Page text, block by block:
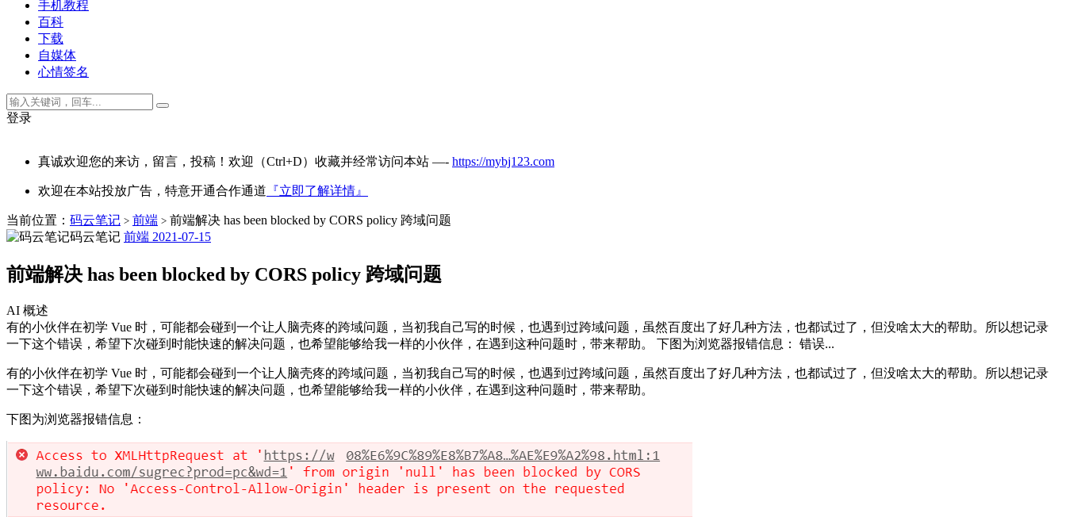
手机教程
百科
下载
自媒体
心情签名
登录
真诚欢迎您的来访，留言，投稿！欢迎（Ctrl+D）收藏并经常访问本站 —- https://mybj123.com
欢迎在本站投放广告，特意开通合作通道 『立即了解详情』
当前位置： 码云笔记 > 前端 > 前端解决 has been blocked by CORS policy 跨域问题
码云笔记 前端 2021-07-15
前端解决 has been blocked by CORS policy 跨域问题
AI 概述
有的小伙伴在初学 Vue 时，可能都会碰到一个让人脑壳疼的跨域问题，当初我自己写的时候，也遇到过跨域问题，虽然百度出了好几种方法，也都试过了，但没啥太大的帮助。所以想记录
一下这个错误，希望下次碰到时能快速的解决问题，也希望能够给我一样的小伙伴，在遇到这种问题时，带来帮助。 下图为浏览器报错信息： 错误...
有的小伙伴在初学 Vue 时，可能都会碰到一个让人脑壳疼的跨域问题，当初我自己写的时候，也遇到过跨域问题，虽然百度出了好几种方法，也都试过了，但没啥太大的帮助。所以想记录
一下这个错误，希望下次碰到时能快速的解决问题，也希望能够给我一样的小伙伴，在遇到这种问题时，带来帮助。
下图为浏览器报错信息：